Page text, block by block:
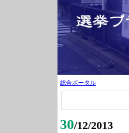
総合ポータル
30/12/2013